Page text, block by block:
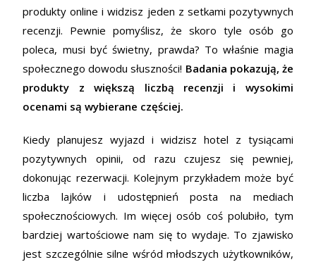
produkty online i widzisz jeden z setkami pozytywnych
recenzji. Pewnie pomyślisz, że skoro tyle osób go
poleca, musi być świetny, prawda? To właśnie magia
społecznego dowodu słuszności! Badania pokazują, że
produkty z większą liczbą recenzji i wysokimi
ocenami są wybierane częściej.
Kiedy planujesz wyjazd i widzisz hotel z tysiącami
pozytywnych opinii, od razu czujesz się pewniej,
dokonując rezerwacji. Kolejnym przykładem może być
liczba lajków i udostępnień posta na mediach
społecznościowych. Im więcej osób coś polubiło, tym
bardziej wartościowe nam się to wydaje. To zjawisko
jest szczególnie silne wśród młodszych użytkowników,